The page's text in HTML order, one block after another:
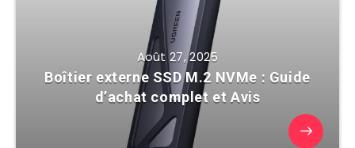
Août 27, 2025
Boîtier externe SSD M.2 NVMe : Guide
d’achat complet et Avis